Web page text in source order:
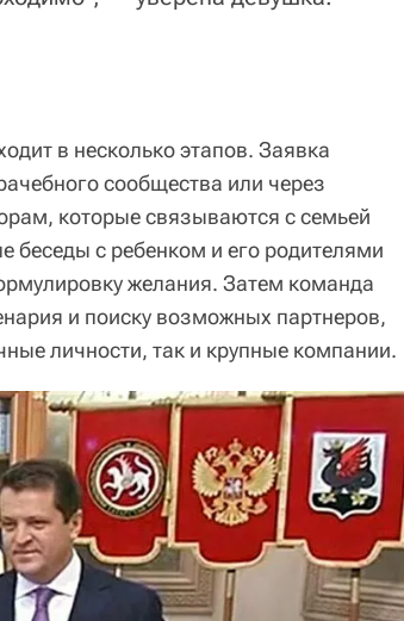
в несколько этапов. Заявка
сообщества или через
которые связываются с семьей
беседы с ребенком и его родителями
желания. Затем команда
и поиску возможных партнеров,
личности, так и крупные компании.